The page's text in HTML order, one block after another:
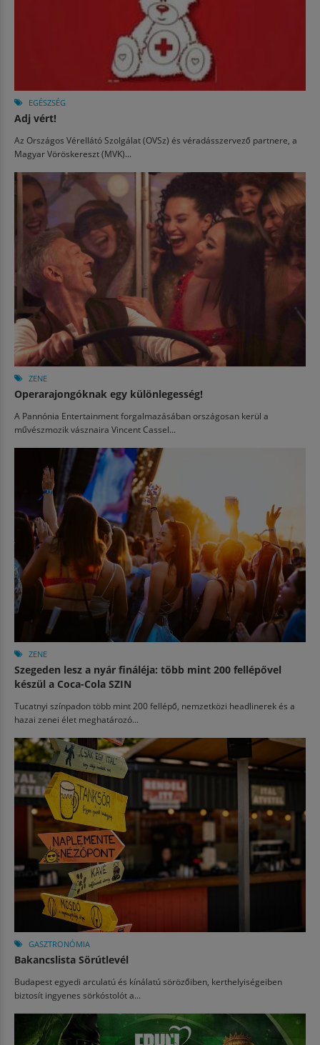
EGÉSZSÉG
Adj vért!
Az Országos Vérellátó Szolgálat (OVSz) és véradásszervező partnere, a
Magyar Vöröskereszt (MVK)...
ZENE
Operarajongóknak egy különlegesség!
A Pannónia Entertainment forgalmazásában országosan kerül a
művészmozik vásznaira Vincent Cassel...
ZENE
Szegeden lesz a nyár fináléja: több mint 200 fellépővel
készül a Coca-Cola SZIN
Tucatnyi színpadon több mint 200 fellépő, nemzetközi headlinerek és a
hazai zenei élet meghatározó...
GASZTRONÓMIA
Bakancslista Sörútlevél
Budapest egyedi arculatú és kínálatú sörözőiben, kerthelyiségeiben
biztosít ingyenes sörkóstolót a...